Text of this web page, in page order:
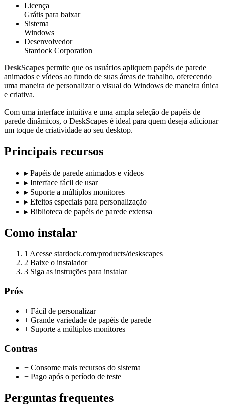
Licença
Grátis para baixar
Sistema
Windows
Desenvolvedor
Stardock Corporation
DeskScapes permite que os usuários apliquem papéis de parede
animados e vídeos ao fundo de suas áreas de trabalho, oferecendo
uma maneira de personalizar o visual do Windows de maneira única
e criativa.
Com uma interface intuitiva e uma ampla seleção de papéis de
parede dinâmicos, o DeskScapes é ideal para quem deseja adicionar
um toque de criatividade ao seu desktop.
Principais recursos
▸ Papéis de parede animados e vídeos
▸ Interface fácil de usar
▸ Suporte a múltiplos monitores
▸ Efeitos especiais para personalização
▸ Biblioteca de papéis de parede extensa
Como instalar
1 Acesse stardock.com/products/deskscapes
2 Baixe o instalador
3 Siga as instruções para instalar
Prós
+ Fácil de personalizar
+ Grande variedade de papéis de parede
+ Suporte a múltiplos monitores
Contras
− Consome mais recursos do sistema
− Pago após o período de teste
Perguntas frequentes